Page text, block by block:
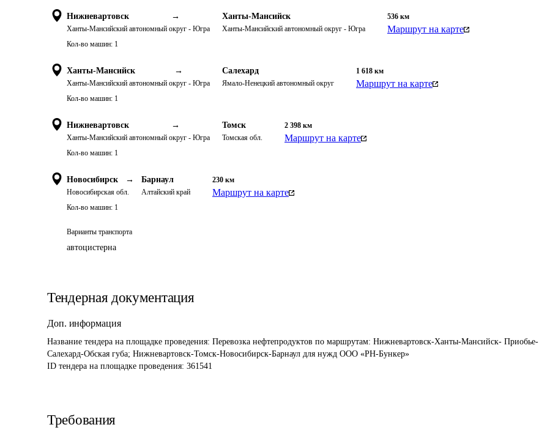
Нижневартовск →
Ханты-Мансийский автономный округ - Югра
Ханты-Мансийск
Ханты-Мансийский автономный округ - Югра
536 км
Маршрут на карте
Кол-во машин: 1
Ханты-Мансийск →
Ханты-Мансийский автономный округ - Югра
Салехард
Ямало-Ненецкий автономный округ
1 618 км
Маршрут на карте
Кол-во машин: 1
Нижневартовск →
Ханты-Мансийский автономный округ - Югра
Томск
Томская обл.
2 398 км
Маршрут на карте
Кол-во машин: 1
Новосибирск →
Новосибирская обл.
Барнаул
Алтайский край
230 км
Маршрут на карте
Кол-во машин: 1
Варианты транспорта
автоцистерна
Тендерная документация
Доп. информация
Название тендера на площадке проведения: Перевозка нефтепродуктов по маршрутам: Нижневартовск-Ханты-Мансийск- Приобье-
Салехард-Обская губа; Нижневартовск-Томск-Новосибирск-Барнаул для нужд ООО «РН-Бункер»
ID тендера на площадке проведения: 361541
Требования